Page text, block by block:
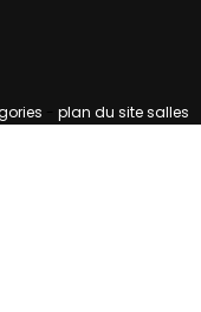
plan du site salles